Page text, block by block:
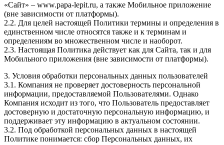
«Сайт» – www.papa-lepit.ru, а также Мобильное приложение
(вне зависимости от платформы).
2.2. Для целей настоящей Политики термины и определения в
единственном числе относятся также и к терминам и
определениям во множественном числе и наоборот.
2.3. Настоящая Политика действует как для Сайта, так и для
Мобильного приложения (вне зависимости от платформы).
3. Условия обработки персональных данных пользователей
3.1. Компания не проверяет достоверность персональной
информации, предоставляемой Пользователями. Однако
Компания исходит из того, что Пользователь предоставляет
достоверную и достаточную персональную информацию, и
поддерживает эту информацию в актуальном состоянии.
3.2. Под обработкой персональных данных в настоящей
Политике понимается: сбор Персональных данных, их